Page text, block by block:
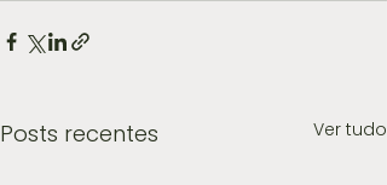
Posts recentes Ver tudo